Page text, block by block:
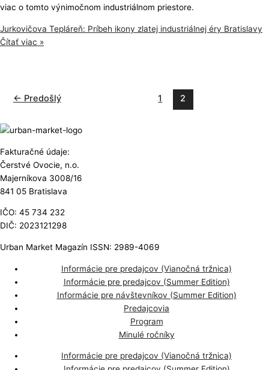
viac o tomto výnimočnom industriálnom priestore.
Jurkovičova Tepláreň: Príbeh ikony zlatej industriálnej éry Bratislavy
Čítať viac »
← Predošlý 1 2
Fakturačné údaje:
Čerstvé Ovocie, n.o.
Majerníkova 3008/16
841 05 Bratislava
IČO: 45 734 232
DIČ: 2023121298
Urban Market Magazín ISSN: 2989-4069
Informácie pre predajcov (Vianočná tržnica)
Informácie pre predajcov (Summer Edition)
Informácie pre návštevníkov (Summer Edition)
Predajcovia
Program
Minulé ročníky
Informácie pre predajcov (Vianočná tržnica)